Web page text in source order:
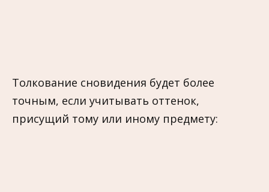
Толкование сновидения будет более
точным, если учитывать оттенок,
присущий тому или иному предмету: